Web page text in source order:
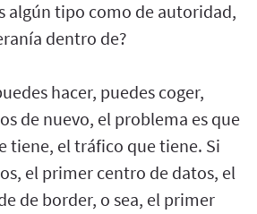
algún tipo como de autoridad,
dentro de?
hacer, puedes coger,
de nuevo, el problema es que
tiene, el tráfico que tiene. Si
el primer centro de datos, el
de border, o sea, el primer